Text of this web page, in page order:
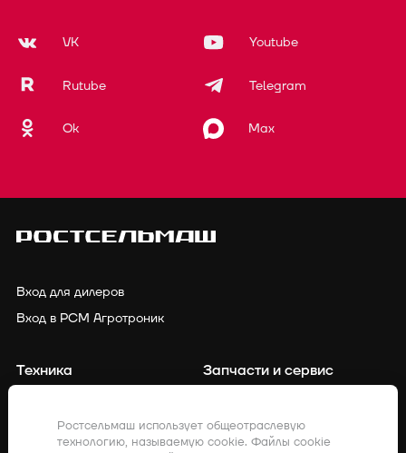
VK Youtube
Rutube Telegram
Ok Max
Вход для дилеров
Вход в РСМ Агротроник
Техника
Точное земледелие
Запчасти и сервис
Клиенты о нас
Ростсельмаш использует общеотраслевую
технологию, называемую cookie. Файлы cookie